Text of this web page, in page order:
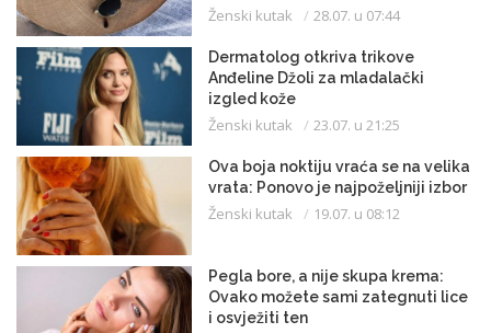
Ženski kutak 28.07. u 07:44
Dermatolog otkriva trikove
Anđeline Džoli za mladalački
izgled kože
Ženski kutak 23.07. u 21:25
Ova boja noktiju vraća se na velika
vrata: Ponovo je najpoželjniji izbor
Ženski kutak 19.07. u 08:12
Pegla bore, a nije skupa krema:
Ovako možete sami zategnuti lice
i osvježiti ten